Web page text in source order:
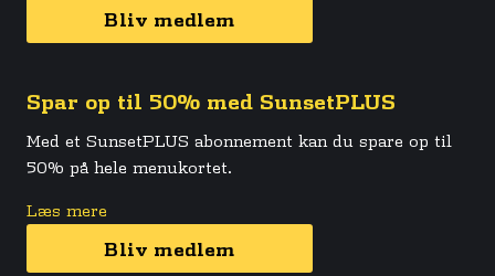
Bliv medlem
Spar op til 50% med SunsetPLUS
Med et SunsetPLUS abonnement kan du spare op til
50% på hele menukortet.
Læs mere
Bliv medlem